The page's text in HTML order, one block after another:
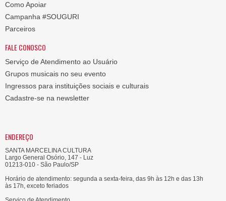
Como Apoiar
Campanha #SOUGURI
Parceiros
FALE CONOSCO
Serviço de Atendimento ao Usuário
Grupos musicais no seu evento
Ingressos para instituições sociais e culturais
Cadastre-se na newsletter
ENDEREÇO
SANTA MARCELINA CULTURA
Largo General Osório, 147 - Luz
01213-010 - São Paulo/SP
Horário de atendimento: segunda a sexta-feira, das 9h às 12h e das 13h
às 17h, exceto feriados